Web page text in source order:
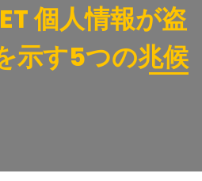
個人情報が盗
示す5つの兆候